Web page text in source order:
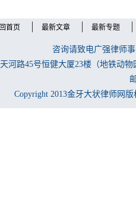
首页 最新文章 最新专题
咨询请致电广强律师
河路45号恒健大厦23楼（地铁动
Copyright 2013金牙大状律师网